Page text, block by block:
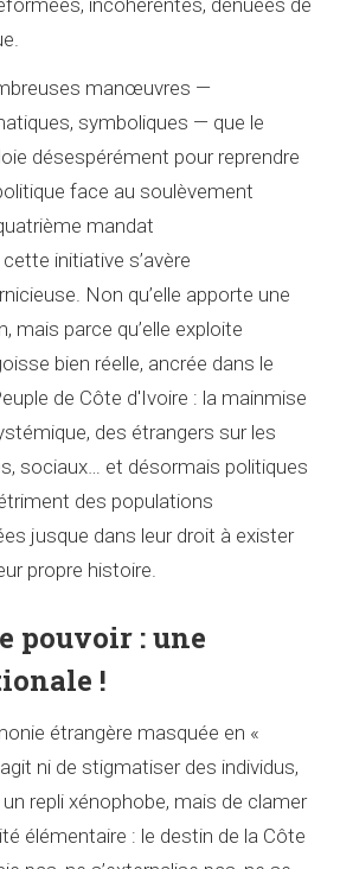
incohérentes, dénuées de
manœuvres —
symboliques — que le
désespérément pour reprendre
face au soulèvement
mandat
initiative s’avère
Non qu’elle apporte une
mais parce qu’elle exploite
bien réelle, ancrée dans le
de Côte d'Ivoire : la mainmise
des étrangers sur les
sociaux… et désormais politiques
des populations
jusque dans leur droit à exister
propre histoire.
pouvoir : une
!
étrangère masquée en «
ni de stigmatiser des individus,
repli xénophobe, mais de clamer
élémentaire : le destin de la Côte